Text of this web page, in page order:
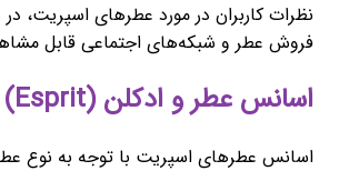
نظرات کاربران در مورد عطرهای اسپریت،
فروش عطر و شبکه‌های اجتماعی قابل
اسانس عطر و ادکلن (Esprit) اسپریت
اسانس عطرهای اسپریت با توجه به نوع